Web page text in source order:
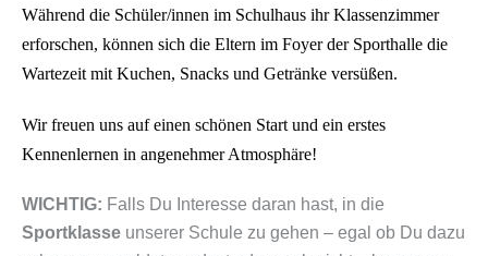
Während die Schüler/innen im Schulhaus ihr Klassenzimmer
erforschen, können sich die Eltern im Foyer der Sporthalle die
Wartezeit mit Kuchen, Snacks und Getränke versüßen.
Wir freuen uns auf einen schönen Start und ein erstes
Kennenlernen in angenehmer Atmosphäre!
WICHTIG: Falls Du Interesse daran hast, in die
Sportklasseunserer Schule zu gehen – egal ob Du dazu